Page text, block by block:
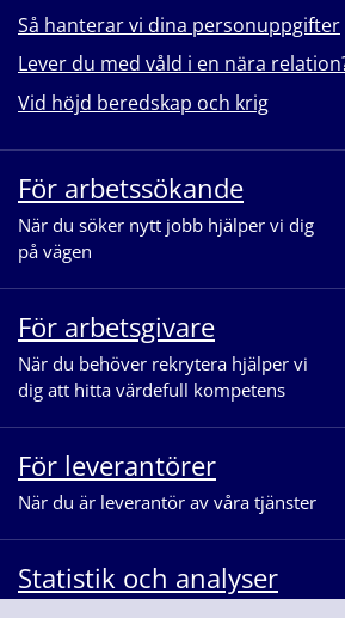
Så hanterar vi dina personuppgifter
Lever du med våld i en nära
Vid höjd beredskap och krig
För arbetssökande
När du söker nytt jobb hjälper vi dig
på vägen
För arbetsgivare
När du behöver rekrytera hjälper vi
dig att hitta värdefull kompetens
För leverantörer
När du är leverantör av våra tjänster
Statistik och analyser